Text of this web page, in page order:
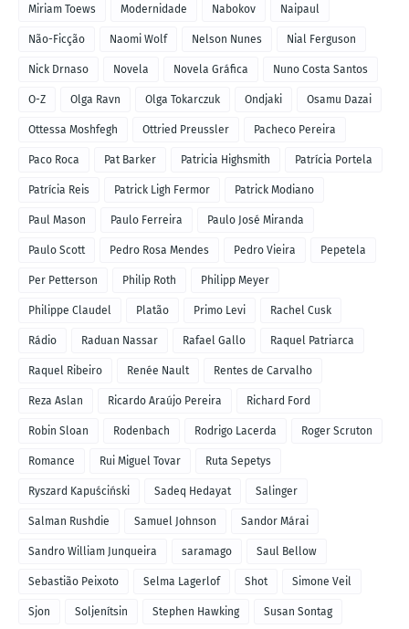
Miriam Toews Modernidade Nabokov Naipaul
Não-Ficção Naomi Wolf Nelson Nunes Nial Ferguson
Nick Drnaso Novela Novela Gráfica Nuno Costa Santos
O-Z Olga Ravn Olga Tokarczuk Ondjaki Osamu Dazai
Ottessa Moshfegh Ottried Preussler Pacheco Pereira
Paco Roca Pat Barker Patricia Highsmith Patrícia Portela
Patrícia Reis Patrick Ligh Fermor Patrick Modiano
Paul Mason Paulo Ferreira Paulo José Miranda
Paulo Scott Pedro Rosa Mendes Pedro Vieira Pepetela
Per Petterson Philip Roth Philipp Meyer
Philippe Claudel Platão Primo Levi Rachel Cusk
Rádio Raduan Nassar Rafael Gallo Raquel Patriarca
Raquel Ribeiro Renée Nault Rentes de Carvalho
Reza Aslan Ricardo Araújo Pereira Richard Ford
Robin Sloan Rodenbach Rodrigo Lacerda Roger Scruton
Romance Rui Miguel Tovar Ruta Sepetys
Ryszard Kapuściński Sadeq Hedayat Salinger
Salman Rushdie Samuel Johnson Sandor Márai
Sandro William Junqueira saramago Saul Bellow
Sebastião Peixoto Selma Lagerlof Shot Simone Veil
Sjon Soljenítsin Stephen Hawking Susan Sontag